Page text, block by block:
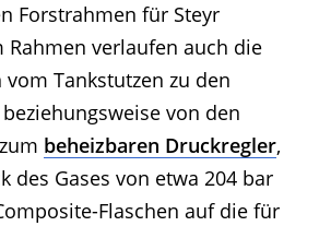
Forstrahmen für Steyr
Rahmen verlaufen auch die
vom Tankstutzen zu den
von den
beheizbaren Druckregler,
des Gases von etwa 204 bar
Flaschen auf die für